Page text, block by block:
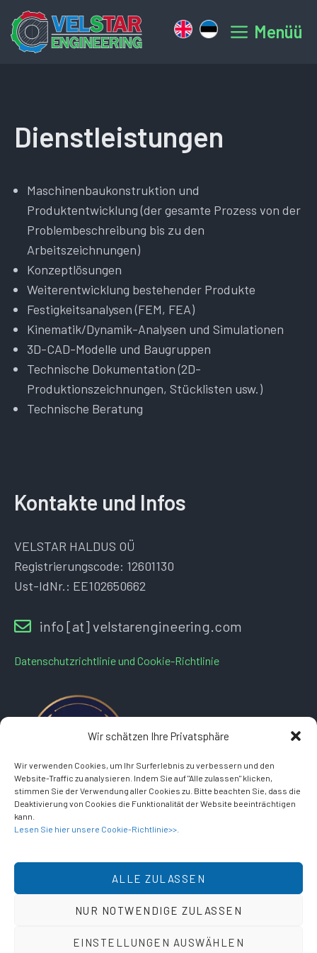
Wir schätzen Ihre Privatsphäre
Wir verwenden Cookies, um Ihr Surferlebnis zu verbessern und den
Website-Traffic zu analysieren. Indem Sie auf "Alle zulassen" klicken,
stimmen Sie der Verwendung aller Cookies zu. Bitte beachten Sie, dass die
Deaktivierung von Cookies die Funktionalität der Website beeinträchtigen
kann.
Lesen Sie hier unsere Cookie-Richtlinie>>.
ALLE ZULASSEN
NUR NOTWENDIGE ZULASSEN
EINSTELLUNGEN AUSWÄHLEN
Zum
Inhalt
springen
Menüü
Dienstleistungen
Maschinenbaukonstruktion und
Produktentwicklung (der gesamte Prozess von der
Problembeschreibung bis zu den
Arbeitszeichnungen)
Konzeptlösungen
Weiterentwicklung bestehender Produkte
Festigkeitsanalysen (FEM, FEA)
Kinematik/Dynamik-Analysen und Simulationen
3D-CAD-Modelle und Baugruppen
Technische Dokumentation (2D-
Produktionszeichnungen, Stücklisten usw.)
Technische Beratung
Kontakte und Infos
VELSTAR HALDUS OÜ
Registrierungscode: 12601130
Ust-IdNr.: EE102650662
info [at] velstarengineering.com
Datenschutzrichtlinie und Cookie-Richtlinie